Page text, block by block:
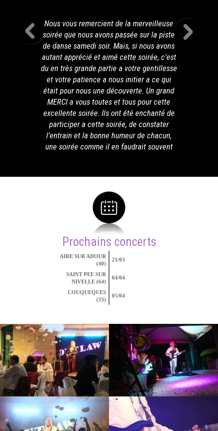
Nous vous remercient de la merveilleuse
soirée que nous avons passée sur la piste
de danse samedi soir. Mais, si nous avons
autant apprécié et aimé cette soirée, c'est
du en très grande partie a votre gentillesse
et votre patience a nous initier a ce qui
était pour nous une découverte. Un grand
MERCI a vous toutes et tous pour cette
excellente soirée. Ils ont été enchanté de
participer a cette soirée, de constater
l'entrain et la bonne humeur de chacun,
une soirée comme il en faudrait souvent
Prochains concerts
AIRE SUR ADOUR
(40)
21/03
SAINT PEE SUR
NIVELLE (64)
04/04
COUQUEQUES
(33)
05/04